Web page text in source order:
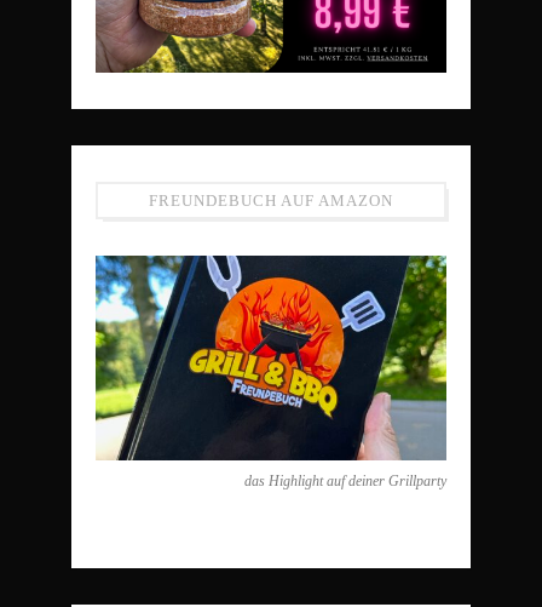
FREUNDEBUCH AUF AMAZON
das Highlight auf deiner Grillparty